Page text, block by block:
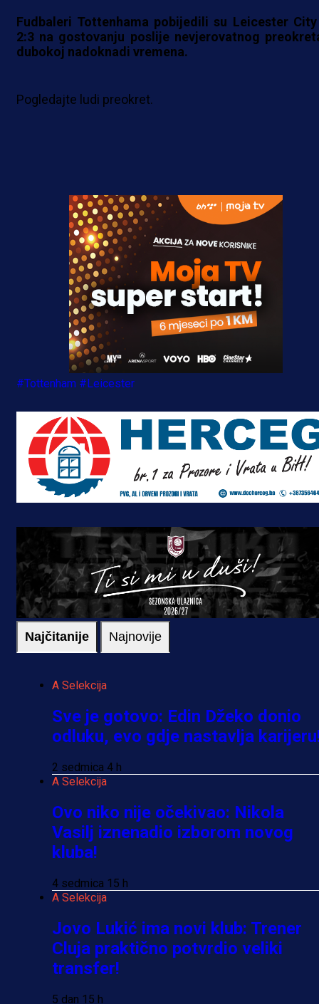
Fudbaleri Tottenhama pobijedili su Leicester
2:3 na gostovanju poslije nevjerovatnog
dubokoj nadoknadi vremena.
Pogledajte ludi preokret.
#Tottenham #Leicester
Najčitanije Najnovije
A Selekcija
Sve je gotovo: Edin Džeko donio
odluku, evo gdje nastavlja
2 sedmica 4 h
A Selekcija
Ovo niko nije očekivao: Nikola
Vasilj iznenadio izborom novog
kluba!
4 sedmica 15 h
A Selekcija
Jovo Lukić ima novi klub: Trener
Cluja praktično potvrdio veliki
transfer!
5 dan 15 h